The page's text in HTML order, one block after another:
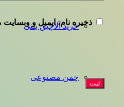
خرید آلاچیق بتنی
چمن مصنوعی
ذخیره نام، ایمیل و